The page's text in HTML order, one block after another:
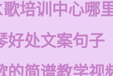
培训中心哪
好处文案句子
的简谱教学视